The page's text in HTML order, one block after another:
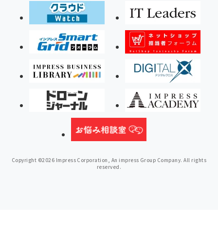
Copyright ©2026 Impress Corporation, An impress Group Company. All rights
reserved.